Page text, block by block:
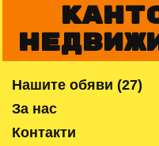
Нашите обяви (27)
За нас
Контакти